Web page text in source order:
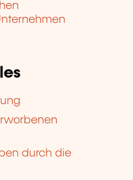
durch die